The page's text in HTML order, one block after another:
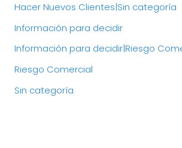
Hacer Nuevos Clientes|Sin categoría
Información para decidir
Información para decidir|Riesgo
Riesgo Comercial
Sin categoría